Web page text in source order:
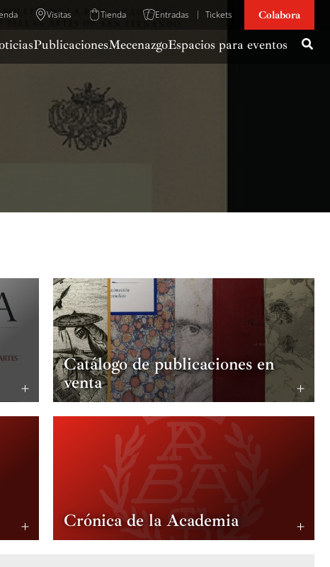
Visitas Tienda Entradas Tickets Colabora
PublicacionesMecenazgoEspacios para eventos
Catálogo de publicaciones en
venta
Crónica de la Academia